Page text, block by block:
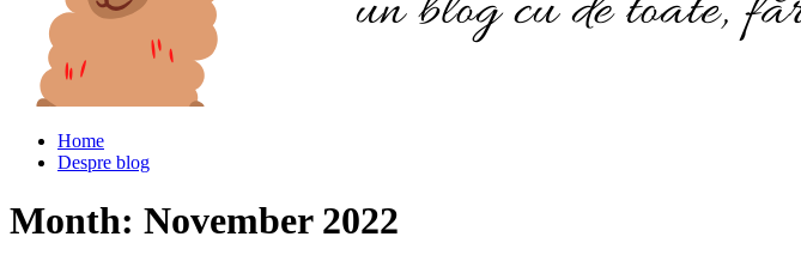
Home
Despre blog
Month: November 2022